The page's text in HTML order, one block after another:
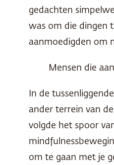
gedachten
was om die dingen
aanmoedigden om
Mensen die
In de
ander terrein van
volgde het spoor
om te gaan met je